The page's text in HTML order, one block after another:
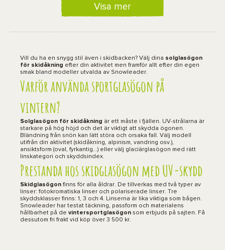
Visa mer
Vill du ha en snygg stil även i skidbacken? Välj dina solglasögon
för skidåkning efter din aktivitet men framför allt efter din egen
smak bland modeller utvalda av Snowleader.
Varför använda sportglasögon på
vintern?
Solglasögon för skidåkning är ett måste i fjällen. UV-strålarna är
starkare på hög höjd och det är viktigt att skydda ögonen.
Bländning från snön kan lätt störa och orsaka fall. Välj modell
utifrån din aktivitet (skidåkning, alpinism, vandring osv.),
ansiktsform (oval, fyrkantig...) eller välj glaciärglasögon med rätt
linskategori och skyddsindex.
Prestanda hos skidglasögon med UV-skydd
Skidglasögon finns för alla åldrar. De tillverkas med två typer av
linser: fotokromatiska linser och polariserade linser. Tre
skyddsklasser finns: 1, 3 och 4. Linserna är lika viktiga som bågen.
Snowleader har testat täckning, passform och materialens
hållbarhet på de vintersportglasögon som erbjuds på sajten. Få
dessutom fri frakt vid köp över 3 500 kr.